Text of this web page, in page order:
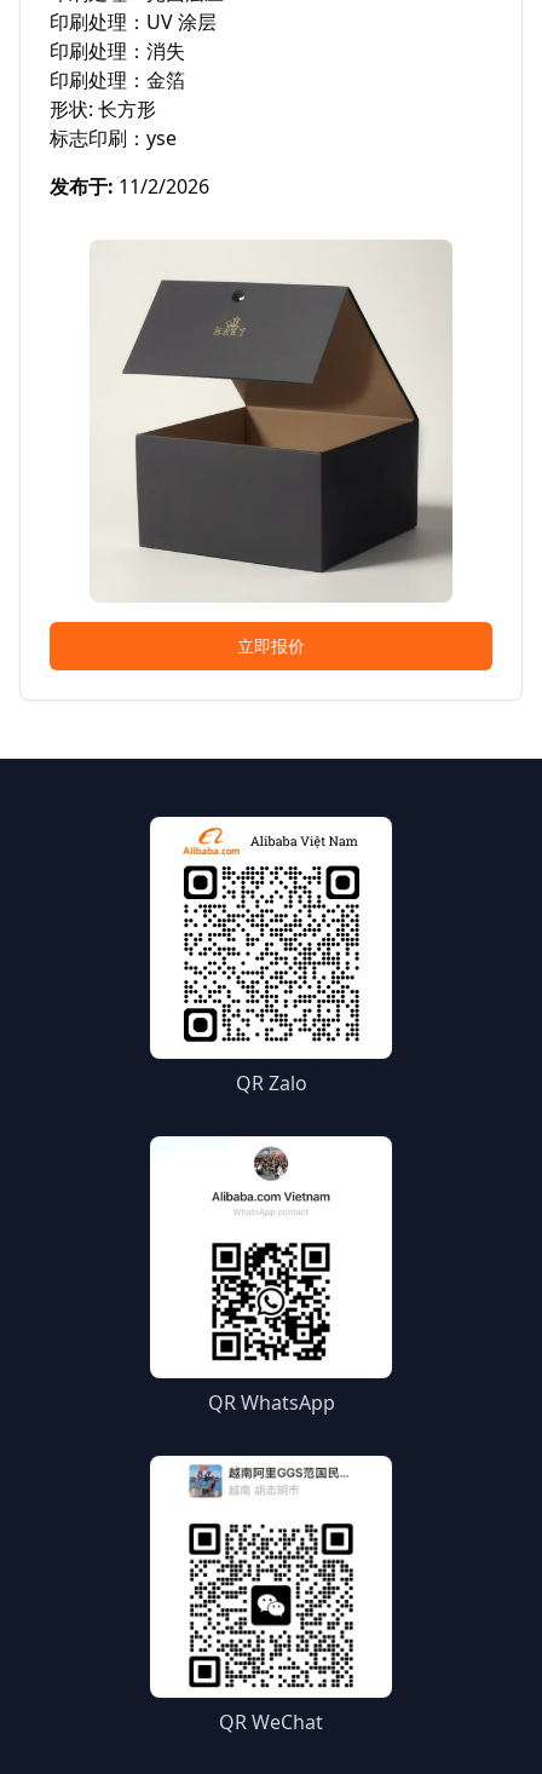
印刷处理：UV 涂层
印刷处理：消失
印刷处理：金箔
形状: 长方形
标志印刷：yse
发布于: 11/2/2026
立即报价
QR Zalo
QR WhatsApp
QR WeChat